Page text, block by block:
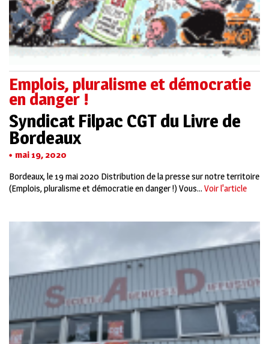
Emplois, pluralisme et démocratie
en danger !
Syndicat Filpac CGT du Livre de
Bordeaux
mai 19, 2020
Bordeaux, le 19 mai 2020 Distribution de la presse sur notre territoire
(Emplois, pluralisme et démocratie en danger !) Vous... Voir l'article